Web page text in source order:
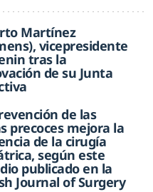
Martínez
vicepresidente
tras la
de su Junta
de las
precoces mejora la
de la cirugía
según este
publicado en la
Journal of Surgery